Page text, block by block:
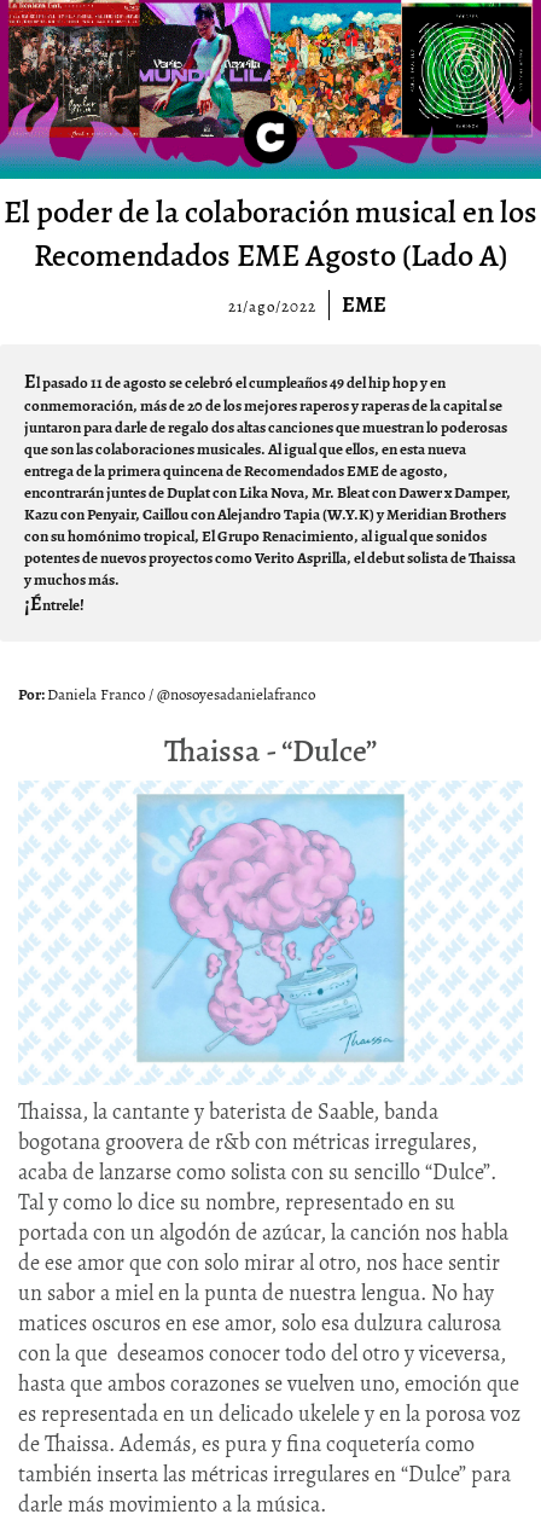
El poder de la colaboración musical en los
Recomendados EME Agosto (Lado A)
21/ago/2022 EME
El pasado 11 de agosto se celebró el cumpleaños 49 del hip hop y en
conmemoración, más de 20 de los mejores raperos y raperas de la capital se
juntaron para darle de regalo dos altas canciones que muestran lo poderosas
que son las colaboraciones musicales. Al igual que ellos, en esta nueva
entrega de la primera quincena de Recomendados EME de agosto,
encontrarán juntes de Duplat con Lika Nova, Mr. Bleat con Dawer x Damper,
Kazu con Penyair, Caillou con Alejandro Tapia (W.Y.K) y Meridian Brothers
con su homónimo tropical, El Grupo Renacimiento, al igual que sonidos
potentes de nuevos proyectos como Verito Asprilla, el debut solista de Thaissa
y muchos más.
¡Éntrele!
Daniela Franco / @nosoyesadanielafranco
Thaissa - “Dulce”
Thaissa, la cantante y baterista de Saable, banda
bogotana groovera de r&b con métricas irregulares,
acaba de lanzarse como solista con su sencillo “Dulce”.
Tal y como lo dice su nombre, representado en su
portada con un algodón de azúcar, la canción nos habla
de ese amor que con solo mirar al otro, nos hace sentir
un sabor a miel en la punta de nuestra lengua. No hay
matices oscuros en ese amor, solo esa dulzura calurosa
con la que deseamos conocer todo del otro y viceversa,
hasta que ambos corazones se vuelven uno, emoción que
es representada en un delicado ukelele y en la porosa voz
de Thaissa. Además, es pura y fina coquetería como
también inserta las métricas irregulares en “Dulce” para
darle más movimiento a la música.